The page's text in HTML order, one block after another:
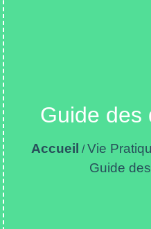
Guide des
Accueil /Vie
Guide